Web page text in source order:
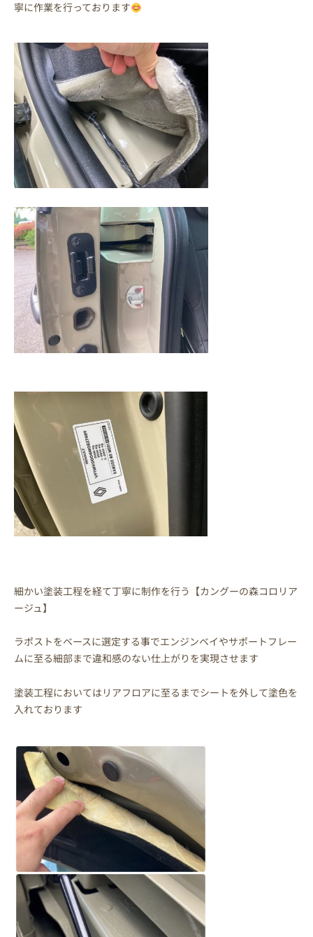
寧に作業を行っております
細かい塗装工程を経て丁寧に制作を行う【カングーの森コロリア
ージュ】
ラポストをベースに選定する事でエンジンベイやサポートフレー
ムに至る細部まで違和感のない仕上がりを実現させます
塗装工程においてはリアフロアに至るまでシートを外して塗色を
入れております